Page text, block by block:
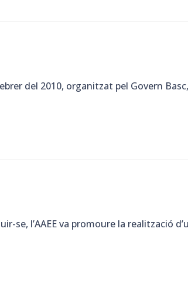
del 2010, organitzat pel Govern
se, l’AAEE va promoure la realització